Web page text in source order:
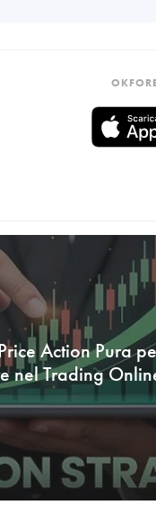
Action Pura
nel Trading